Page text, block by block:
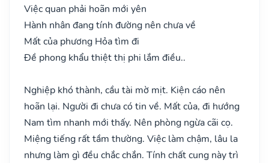
Việc quan phải hoãn mới yên
Hành nhân đang tính đường nên chưa về
Mất của phương Hỏa tìm đi
Đề phong khẩu thiệt thị phi lắm điều..
Nghiệp khó thành, cầu tài mờ mịt. Kiện cáo nên
hoãn lại. Người đi chưa có tin về. Mất của, đi hướng
Nam tìm nhanh mới thấy. Nên phòng ngừa cãi cọ.
Miệng tiếng rất tầm thường. Việc làm chậm, lâu la
nhưng làm gì đều chắc chắn. Tính chất cung này trì